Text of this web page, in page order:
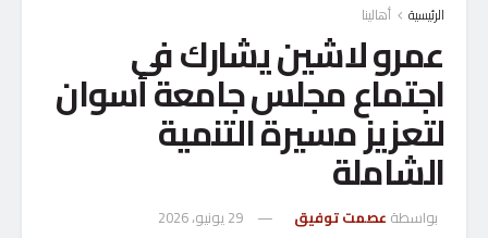
الرئيسية أهالينا
عمرو لاشين يشارك فى
اجتماع مجلس جامعة أسوان
لتعزيز مسيرة التنمية
الشاملة
بواسطة عصمت توفيق 29 يونيو، 2026